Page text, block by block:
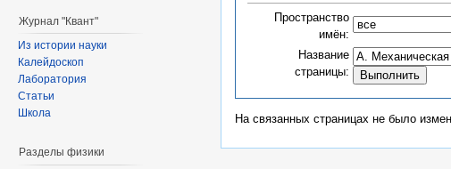
Пространство
имён:
Название
страницы:
На связанных страницах не было
Журнал "Квант"
Из истории науки
Калейдоскоп
Лаборатория
Статьи
Школа
Разделы физики